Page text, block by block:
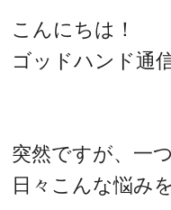
こんにちは！
ゴッドハンド通
突然ですが、一
日々こんな悩み